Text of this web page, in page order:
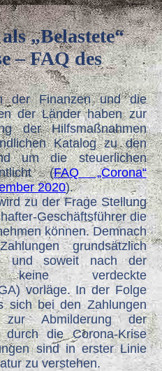
„Belastete“
– FAQ des
der Finanzen und die
der Länder haben zur
der Hilfsmaßnahmen
Katalog zu den
um die steuerlichen
(FAQ „Corona“
2020).
zu der Frage Stellung
Geschäftsführer die
können. Demnach
grundsätzlich
und soweit nach der
keine verdeckte
vorläge. In der Folge
sich bei den Zahlungen
zur Abmilderung der
durch die Corona-Krise
sind in erster Linie
zu verstehen.